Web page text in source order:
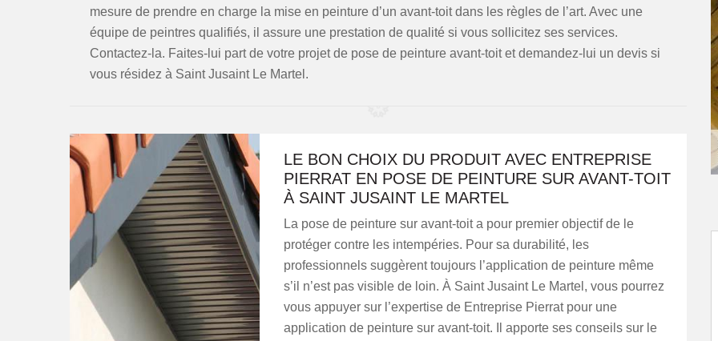
mesure de prendre en charge la mise en peinture d’un avant-toit dans les règles de l’art. Avec une
équipe de peintres qualifiés, il assure une prestation de qualité si vous sollicitez ses services.
Contactez-la. Faites-lui part de votre projet de pose de peinture avant-toit et demandez-lui un devis si
vous résidez à Saint Jusaint Le Martel.
LE BON CHOIX DU PRODUIT AVEC ENTREPRISE
PIERRAT EN POSE DE PEINTURE SUR AVANT-TOIT
À SAINT JUSAINT LE MARTEL
La pose de peinture sur avant-toit a pour premier objectif de le
protéger contre les intempéries. Pour sa durabilité, les
professionnels suggèrent toujours l’application de peinture même
s’il n’est pas visible de loin. À Saint Jusaint Le Martel, vous pourrez
vous appuyer sur l’expertise de Entreprise Pierrat pour une
application de peinture sur avant-toit. Il apporte ses conseils sur le